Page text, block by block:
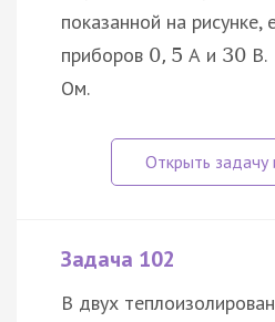
показанной на рисунке,
приборов 0, 5 А и 30В.
Ом.
Задача 102
В двух